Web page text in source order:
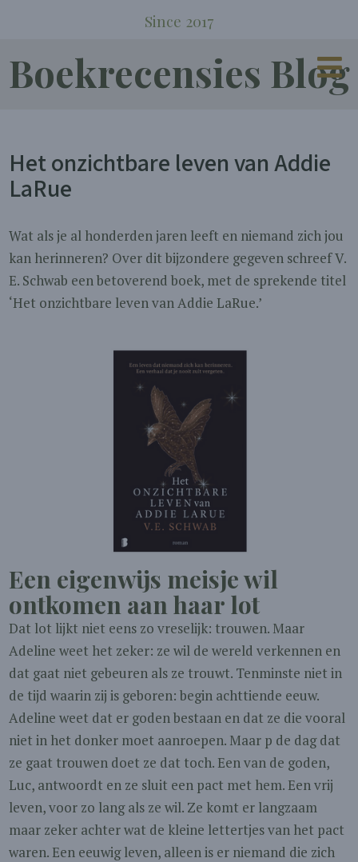
Since 2017
Boekrecensies Blog
Het onzichtbare leven van Addie
LaRue
Wat als je al honderden jaren leeft en niemand zich jou
kan herinneren? Over dit bijzondere gegeven schreef V.
E. Schwab een betoverend boek, met de sprekende titel
‘Het onzichtbare leven van Addie LaRue.’
Een eigenwijs meisje wil
ontkomen aan haar lot
Dat lot lijkt niet eens zo vreselijk: trouwen. Maar
Adeline weet het zeker: ze wil de wereld verkennen en
dat gaat niet gebeuren als ze trouwt. Tenminste niet in
de tijd waarin zij is geboren: begin achttiende eeuw.
Adeline weet dat er goden bestaan en dat ze die vooral
niet in het donker moet aanroepen. Maar p de dag dat
ze gaat trouwen doet ze dat toch. Een van de goden,
Luc, antwoordt en ze sluit een pact met hem. Een vrij
leven, voor zo lang als ze wil. Ze komt er langzaam
maar zeker achter wat de kleine lettertjes van het pact
waren. Een eeuwig leven, alleen is er niemand die zich